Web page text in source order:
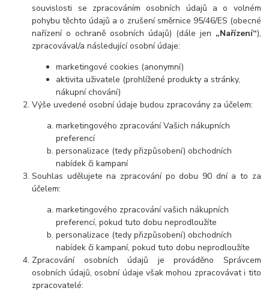
souvislosti se zpracováním osobních údajů a o volném
pohybu těchto údajů a o zrušení směrnice 95/46/ES (obecné
nařízení o ochraně osobních údajů) (dále jen „Nařízení“),
zpracovával/a následující osobní údaje:
marketingové cookies (anonymní)
aktivita uživatele (prohlížené produkty a stránky,
nákupní chování)
Výše uvedené osobní údaje budou zpracovány za účelem:
marketingového zpracování Vašich nákupních
preferencí
personalizace (tedy přizpůsobení) obchodních
nabídek či kampaní
Souhlas udělujete na zpracování po dobu 90 dní a to za
účelem:
marketingového zpracování vašich nákupních
preferencí, pokud tuto dobu neprodloužíte
personalizace (tedy přizpůsobení) obchodních
nabídek či kampaní, pokud tuto dobu neprodloužíte
Zpracování osobních údajů je prováděno Správcem
osobních údajů, osobní údaje však mohou zpracovávat i tito
zpracovatelé: